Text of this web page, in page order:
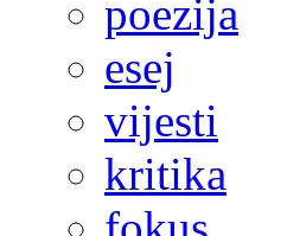
poezija
esej
vijesti
kritika